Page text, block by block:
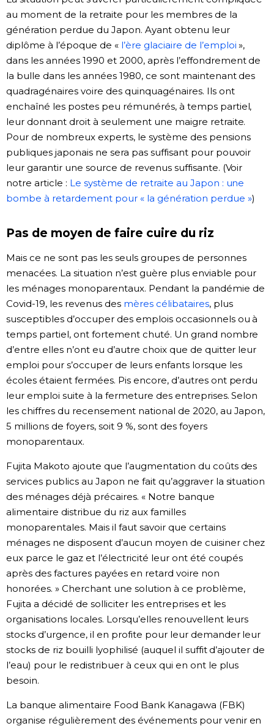
au moment de la retraite pour les membres de la
génération perdue du Japon. Ayant obtenu leur
diplôme à l’époque de « l’ère glaciaire de l’emploi »,
dans les années 1990 et 2000, après l’effondrement de
la bulle dans les années 1980, ce sont maintenant des
quadragénaires voire des quinquagénaires. Ils ont
enchaîné les postes peu rémunérés, à temps partiel,
leur donnant droit à seulement une maigre retraite.
Pour de nombreux experts, le système des pensions
publiques japonais ne sera pas suffisant pour pouvoir
leur garantir une source de revenus suffisante. (Voir
notre article : Le système de retraite au Japon : une
bombe à retardement pour « la génération perdue »)
Pas de moyen de faire cuire du riz
Mais ce ne sont pas les seuls groupes de personnes
menacées. La situation n’est guère plus enviable pour
les ménages monoparentaux. Pendant la pandémie de
Covid-19, les revenus des mères célibataires, plus
susceptibles d’occuper des emplois occasionnels ou à
temps partiel, ont fortement chuté. Un grand nombre
d’entre elles n’ont eu d’autre choix que de quitter leur
emploi pour s’occuper de leurs enfants lorsque les
écoles étaient fermées. Pis encore, d’autres ont perdu
leur emploi suite à la fermeture des entreprises. Selon
les chiffres du recensement national de 2020, au Japon,
5 millions de foyers, soit 9 %, sont des foyers
monoparentaux.
Fujita Makoto ajoute que l’augmentation du coûts des
services publics au Japon ne fait qu’aggraver la situation
des ménages déjà précaires. « Notre banque
alimentaire distribue du riz aux familles
monoparentales. Mais il faut savoir que certains
ménages ne disposent d’aucun moyen de cuisiner chez
eux parce le gaz et l’électricité leur ont été coupés
après des factures payées en retard voire non
honorées. » Cherchant une solution à ce problème,
Fujita a décidé de solliciter les entreprises et les
organisations locales. Lorsqu’elles renouvellent leurs
stocks d’urgence, il en profite pour leur demander leur
stocks de riz bouilli lyophilisé (auquel il suffit d’ajouter de
l’eau) pour le redistribuer à ceux qui en ont le plus
besoin.
La banque alimentaire Food Bank Kanagawa (FBK)
organise régulièrement des événements pour venir en